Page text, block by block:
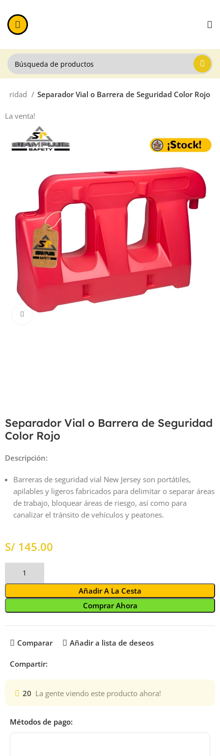
Separador Vial o Barrera de Seguridad Color Rojo
La venta!
Haga Click para agrandar
Separador Vial o Barrera de Seguridad
Color Rojo
Descripción:
Barreras de seguridad vial New Jersey son portátiles,
apilables y ligeros fabricados para delimitar o separar áreas
de trabajo, bloquear áreas de riesgo, así como para
canalizar el tránsito de vehículos y peatones.
S/
Añadir A La Cesta
Comprar Ahora
Comparar Añadir a lista de deseos
Compartir:
20 La gente viendo este producto ahora!
Métodos de pago: